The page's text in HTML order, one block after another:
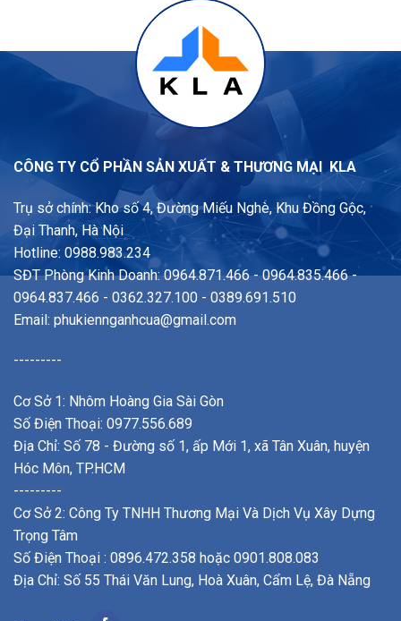
CÔNG TY CỔ PHẦN SẢN XUẤT & THƯƠNG MẠI KLA
Trụ sở chính: Kho số 4, Đường Miếu Nghè, Khu Đồng Gộc,
Đại Thanh, Hà Nội
Hotline: 0988.983.234
SĐT Phòng Kinh Doanh: 0964.871.466 - 0964.835.466 -
0964.837.466 - 0362.327.100 - 0389.691.510
Email: phukiennganhcua@gmail.com
---------
Cơ Sở 1: Nhôm Hoàng Gia Sài Gòn
Số Điện Thoại: 0977.556.689
Địa Chỉ: Số 78 - Đường số 1, ấp Mới 1, xã Tân Xuân, huyện
Hóc Môn, TP.HCM
---------
Cơ Sở 2: Công Ty TNHH Thương Mại Và Dịch Vụ Xây Dựng
Trọng Tâm
Số Điện Thoại : 0896.472.358 hoặc 0901.808.083
Địa Chỉ: Số 55 Thái Văn Lung, Hoà Xuân, Cẩm Lệ, Đà Nẵng